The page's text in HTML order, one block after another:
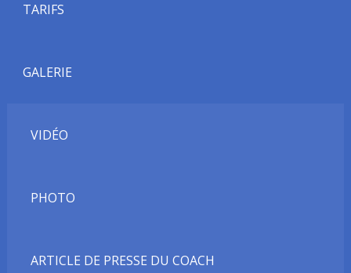
TARIFS
GALERIE
VIDÉO
PHOTO
ARTICLE DE PRESSE DU COACH